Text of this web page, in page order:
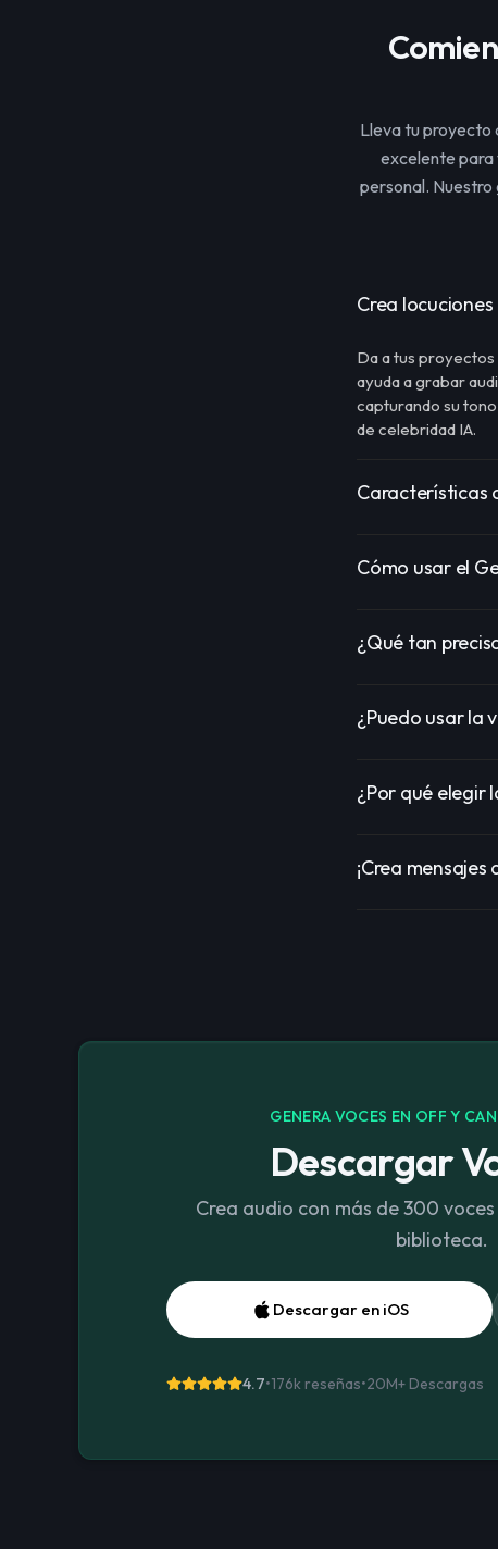
Lleva tu proyecto
excelente para
personal.
Crea
Da a tus
ayuda a grabar
capturando su
de celebridad IA.
Características
Cómo usar el
¿Qué tan
¿Puedo usar la
¿Por qué elegir
¡Crea
GENERA VOCES EN OFF Y
Descargar
Crea audio con más de 300
biblioteca.
Descargar en iOS
4.7•176k reseñas•20M+ Descargas